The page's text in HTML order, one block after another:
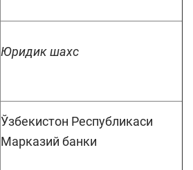
Юридик шахс
Ўзбекистон Республикаси
Марказий банки